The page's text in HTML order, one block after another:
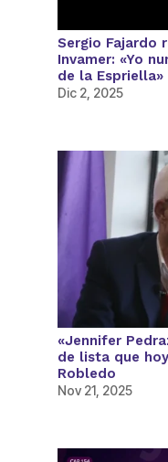
Sergio Fajardo
Invamer: «Yo
de la Espriella»
Dic 2, 2025
«Jennifer
de lista que
Robledo
Nov 21, 2025